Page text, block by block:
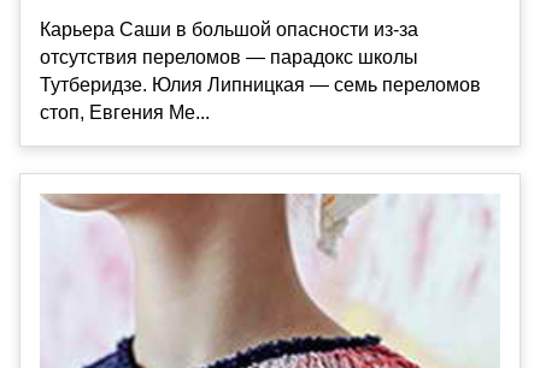
Карьера Саши в большой опасности из-за
отсутствия переломов — парадокс школы
Тутберидзе. Юлия Липницкая — семь переломов
стоп, Евгения Ме...